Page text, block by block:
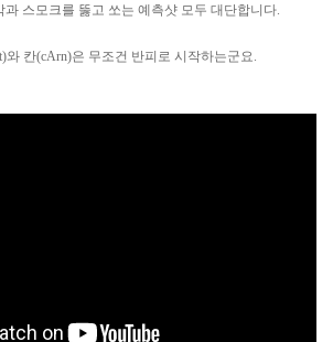
과 스모크를 뚫고 쏘는 예측샷 모두 대단합니다.
와 칸(cArn)은 무조건 반피로 시작하는군요.